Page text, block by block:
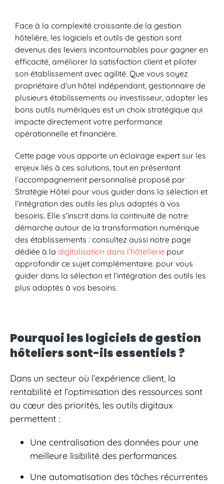
Face à la complexité croissante de la gestion
hôtelière, les logiciels et outils de gestion sont
devenus des leviers incontournables pour gagner en
efficacité, améliorer la satisfaction client et piloter
son établissement avec agilité. Que vous soyez
propriétaire d’un hôtel indépendant, gestionnaire de
plusieurs établissements ou investisseur, adopter les
bons outils numériques est un choix stratégique qui
impacte directement votre performance
opérationnelle et financière.
Cette page vous apporte un éclairage expert sur les
enjeux liés à ces solutions, tout en présentant
l’accompagnement personnalisé proposé par
Stratégie Hôtel pour vous guider dans la sélection et
l’intégration des outils les plus adaptés à vos
besoins. Elle s’inscrit dans la continuité de notre
démarche autour de la transformation numérique
des établissements : consultez aussi notre page
dédiée à la digitalisation dans l’hôtelleriepour
approfondir ce sujet complémentaire. pour vous
guider dans la sélection et l’intégration des outils les
plus adaptés à vos besoins.
Pourquoi les logiciels de gestion
hôteliers sont-ils essentiels ?
Dans un secteur où l’expérience client, la
rentabilité et l’optimisation des ressources sont
au cœur des priorités, les outils digitaux
permettent :
Une centralisation des données pour une
meilleure lisibilité des performances
Une automatisation des tâches récurrentes